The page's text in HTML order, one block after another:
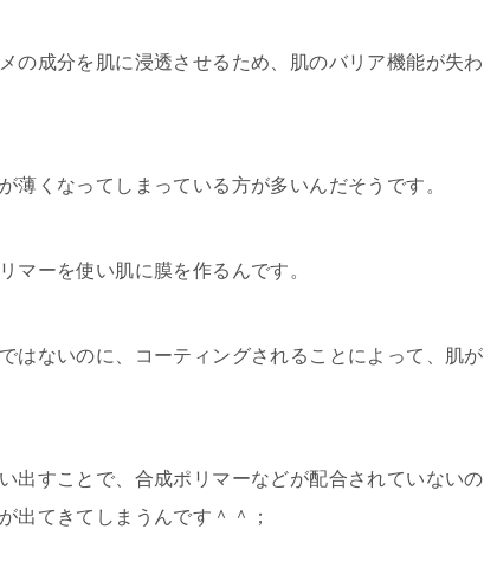
の成分を肌に浸透させるため、肌のバリア機能が失わ
薄くなってしまっている方が多いんだそうです。
マーを使い肌に膜を作るんです。
はないのに、コーティングされることによって、肌が
出すことで、合成ポリマーなどが配合されていないの
出てきてしまうんです＾＾；